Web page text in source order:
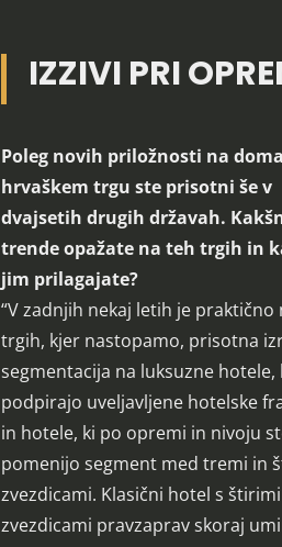
IZZIVI PRI
Poleg novih priložnosti na
hrvaškem trgu ste prisotni še v
dvajsetih drugih državah.
trende opažate na teh trgih in
jim prilagajate?
“V zadnjih nekaj letih je praktično
trgih, kjer nastopamo, prisotna
segmentacija na luksuzne hotele,
podpirajo uveljavljene hotelske
in hotele, ki po opremi in nivoju
pomenijo segment med tremi in
zvezdicami. Klasični hotel s štirimi
zvezdicami pravzaprav skoraj